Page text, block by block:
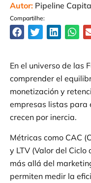
Autor: Pipeline
Compartilhe:
En el universo de las
comprender el
monetización y
empresas listas para
crecen por inercia.
Métricas como CAC
y LTV (Valor del
más allá del
permiten medir la